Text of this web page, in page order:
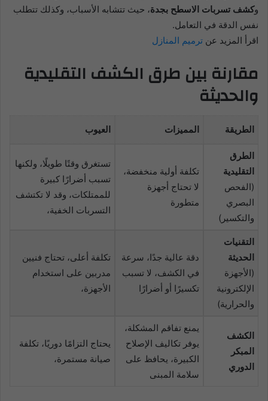
وكشف تسربات الاسطح بجدة، حيث تتشابه الأسباب، وكذلك تتطلب
نفس الدقة في التعامل.
اقرأ المزيد عن ترميم المنازل
مقارنة بين طرق الكشف التقليدية
والحديثة
الطريقة المميزات العيوب
الطرق
التقليدية
(الفحص
البصري
والتكسير)
تكلفة أولية منخفضة،
لا تحتاج أجهزة
متطورة
تستغرق وقتًا طويلًا، ولكنها
تسبب أضرارًا كبيرة
للممتلكات، وقد لا تكتشف
التسربات الخفية،
التقنيات
الحديثة
(الأجهزة
الإلكترونية
والحرارية)
دقة عالية جدًا، سرعة
في الكشف، لا تسبب
تكسيرًا أو أضرارًا
تكلفة أعلى، تحتاج فنيين
مدربين على استخدام
الأجهزة،
الكشف
المبكر
الدوري
يمنع تفاقم المشكلة،
يوفر تكاليف الإصلاح
الكبيرة، يحافظ على
سلامة المبنى
يحتاج التزامًا دوريًا، تكلفة
صيانة مستمرة،